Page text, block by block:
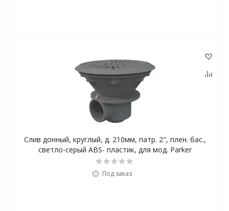
Слив донный, круглый, д. 210мм, патр. 2", плен. бас.,
светло-серый ABS- пластик, для мод. Parker
Под заказ